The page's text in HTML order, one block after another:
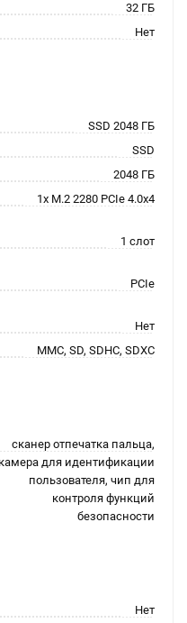
32 ГБ
Нет
SSD 2048 ГБ
SSD
2048 ГБ
1x M.2 2280 PCIe 4.0x4
1 слот
PCIe
Нет
MMC, SD, SDHC, SDXC
сканер отпечатка пальца,
камера для идентификации
пользователя, чип для
контроля функций
безопасности
Нет